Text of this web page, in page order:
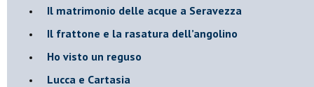
​Il matrimonio delle acque a Seravezza
​Il frattone e la rasatura dell’angolino
​Ho visto un reguso
Lucca e Cartasia